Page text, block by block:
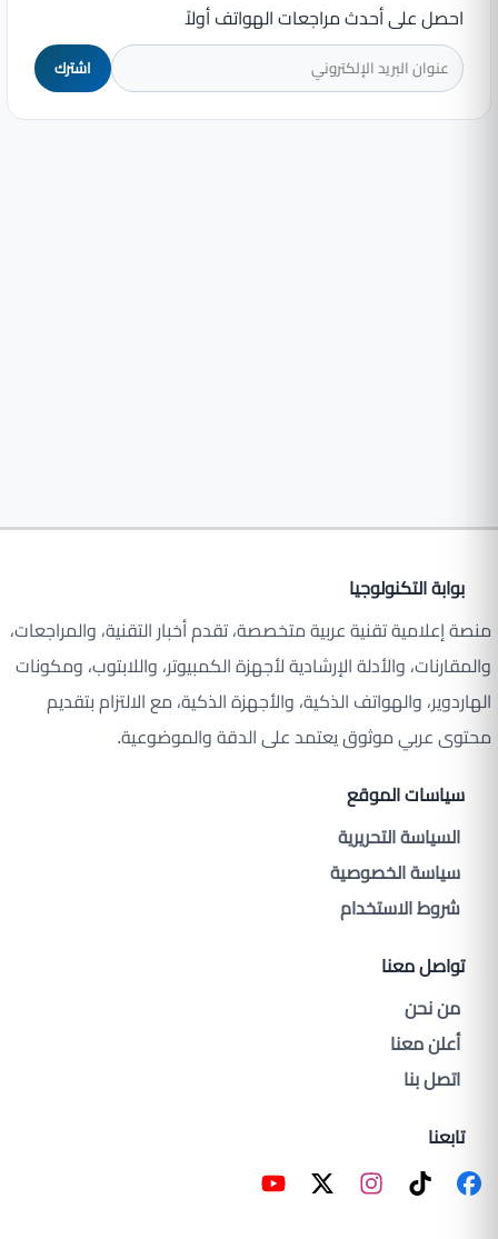
احصل على أحدث مراجعات الهواتف أولاً
اشترك
بوابة التكنولوجيا
منصة إعلامية تقنية عربية متخصصة، تقدم أخبار التقنية، والمراجعات،
والمقارنات، والأدلة الإرشادية لأجهزة الكمبيوتر، واللابتوب، ومكونات
الهاردوير، والهواتف الذكية، والأجهزة الذكية، مع الالتزام بتقديم
محتوى عربي موثوق يعتمد على الدقة والموضوعية.
سياسات الموقع
السياسة التحريرية
سياسة الخصوصية
شروط الاستخدام
تواصل معنا
من نحن
أعلن معنا
اتصل بنا
تابعنا